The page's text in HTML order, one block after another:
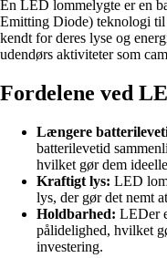
En LED lommelygte er en
Emitting Diode) teknologi til
kendt for deres lyse og
udendørs aktiviteter som
Fordelene ved
Længere
batterilevetid
hvilket gør dem
Kraftigt lys: LED
lys, der gør det nemt
Holdbarhed: LEDer
pålidelighed, hvilket
investering.